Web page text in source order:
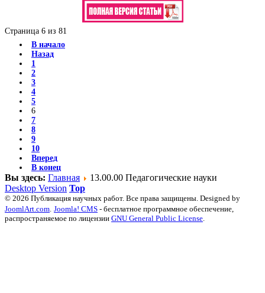
Страница 6 из 81
В начало
Назад
1
2
3
4
5
6
7
8
9
10
Вперед
В конец
Вы здесь: Главная
13.00.00 Педагогические науки
Desktop Version Top
© 2026 Публикация научных работ. Все права защищены. Designed by
JoomlArt.com. Joomla! CMS - бесплатное программное обеспечение,
распространяемое по лицензии GNU General Public License.